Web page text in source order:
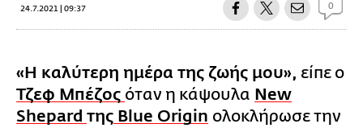
24.7.2021 | 09:37 0
«H καλύτερη ημέρα της ζωής μου», είπε ο
Τζεφ Μπέζος όταν η κάψουλα New
Shepard της Blue Origin ολοκλήρωσε την